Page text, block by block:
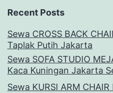
Recent Posts
Sewa CROSS BACK
Taplak Putih Jakarta
Sewa SOFA STUDIO
Kaca Kuningan Jakarta
Sewa KURSI ARM